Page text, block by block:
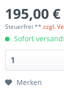
195,00
Steuerfrei ** zzgl.
Sofort
Merken